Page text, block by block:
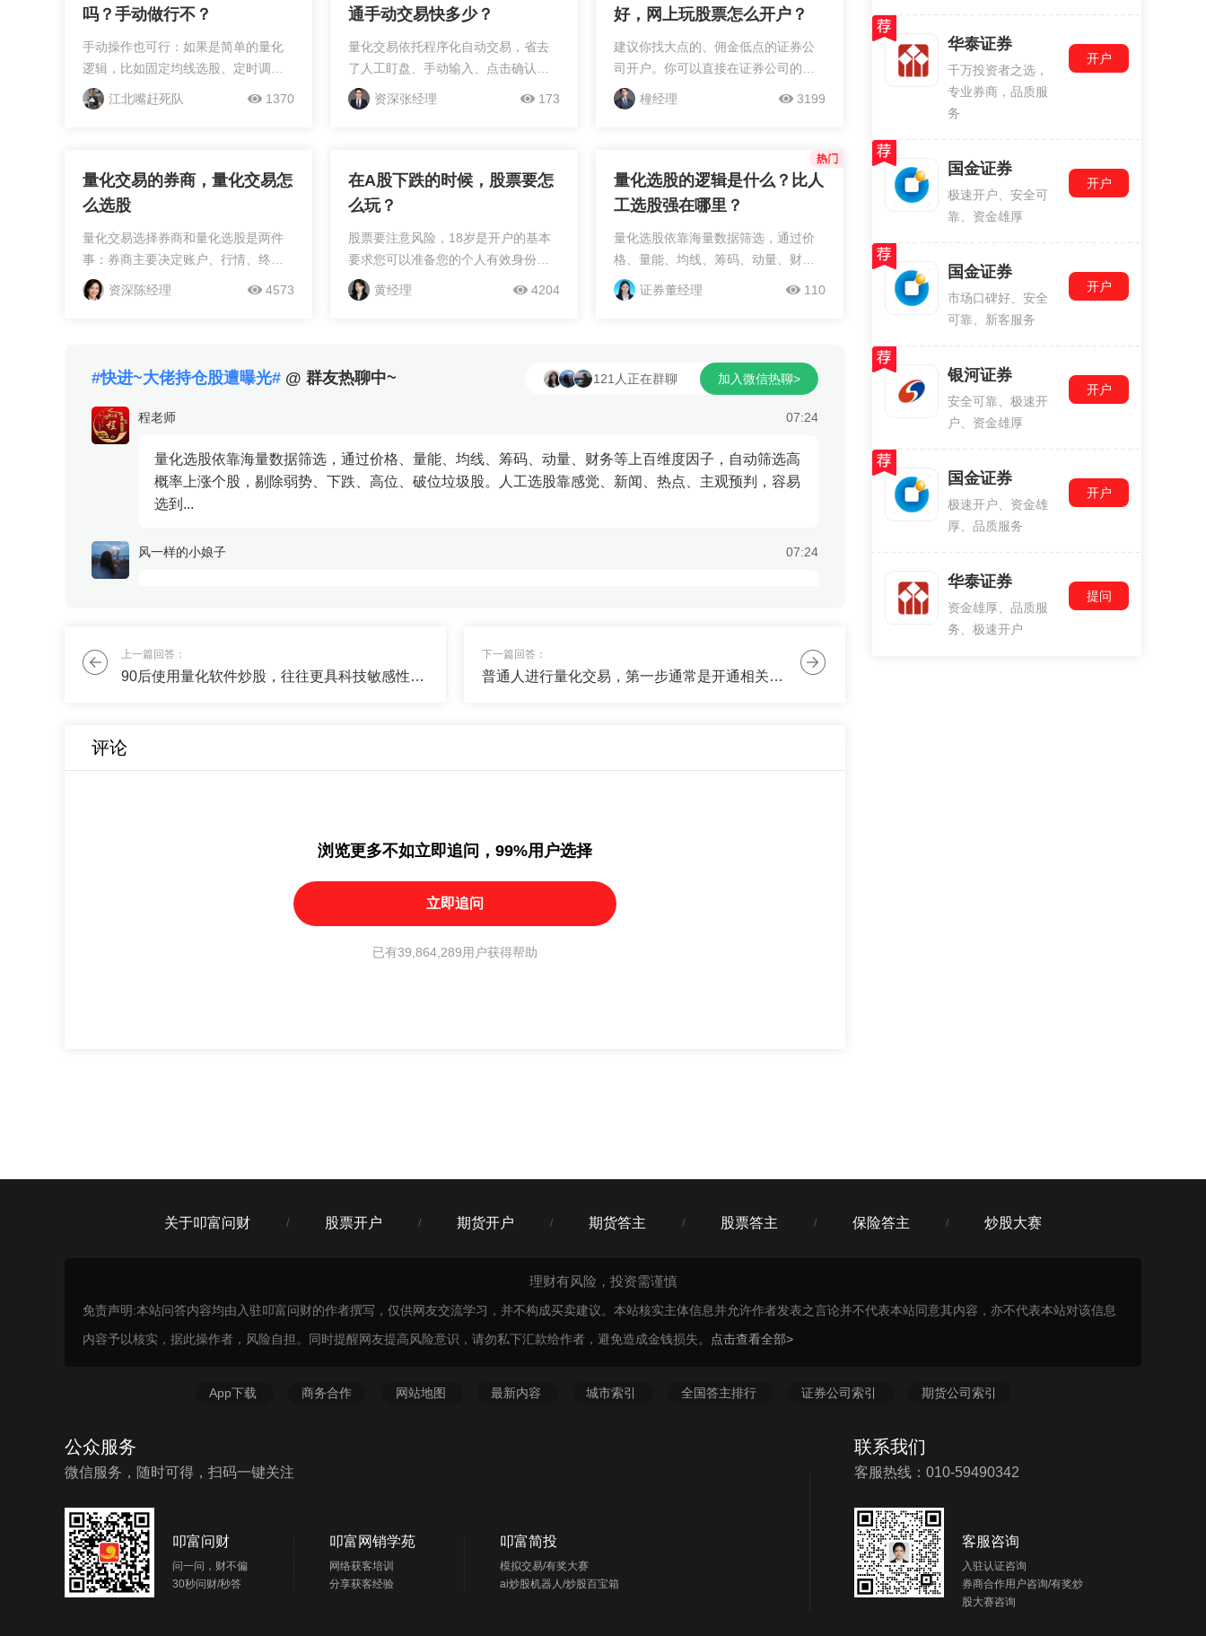
吗？手动做行不？
手动操作也可行：如果是简单的量化
逻辑，比如固定均线选股、定时调
仓，可以通过券商自带的智能条件单
工具手动设置规则
江北嘴赶死队 1370
通手动交易快多少？
量化交易依托程序化自动交易，省去
了人工盯盘、手动输入、点击确认的
环节，报单速度通常比普通手动交易
快几百毫秒到数秒不等，具体速度会
资深张经理 173
好，网上玩股票怎么开户？
建议你找大点的、佣金低点的证券公
司开户。你可以直接在证券公司的交
易软件上面开户了，开户可以在网上
找个券商的客户经理，佣金能够做得
橦经理 3199
量化交易的券商，量化交易怎
么选股
量化交易选择券商和量化选股是两件
事：券商主要决定账户、行情、终端
和执行权限，选股则取决于你设定的
股票池、指标条件和风险约束。选券
资深陈经理 4573
在A股下跌的时候，股票要怎
么玩？
股票要注意风险，18岁是开户的基本
要求您可以准备您的个人有效身份证
和银行卡提前准备好有效身份证和银
行卡，即可开户，优惠渠道哪里找？
黄经理 4204
量化选股的逻辑是什么？比人
工选股强在哪里？
量化选股依靠海量数据筛选，通过价
格、量能、均线、筹码、动量、财务
等上百维度因子，自动筛选高概率上
涨个股，剔除弱势、下跌、高位、破
证券董经理 110
#快进~大佬持仓股遭曝光# @ 群友热聊中~
程老师 07:24
量化选股依靠海量数据筛选，通过价格、量能、均线、筹码、动量、财务等上百维度因子，自动筛选高
概率上涨个股，剔除弱势、下跌、高位、破位垃圾股。人工选股靠感觉、新闻、热点、主观预判，容易
选到...
风一样的小娘子 07:24
跟刚才的群友一样，还是需要70%的稳定增值的钱+30%搏高收益，我私信你了，看下配置单~
121人正在群聊 加入微信热聊>
上一篇回答：
90后使用量化软件炒股，往往更具科技敏感性和学习能力，他们更习惯于数字化工具，能快速掌握编程语言和数据分析技能。相比传统投资者，他们更注重策略的逻辑性与数据支持，善于利用算法优化交易决策。同时，...
下一篇回答：
普通人进行量化交易，第一步通常是开通相关交易权限。在A股市场，量化交易涉及程序化交易、高频交易等，部分券商对这些交易方式设有准入门槛，需投资者满足一定条件（如资金量、交易经验等）并申请开通权限。...
评论
浏览更多不如立即追问，99%用户选择
立即追问
已有39,864,289用户获得帮助
华泰证券
千万投资者之选，
专业券商，品质服
务
开户
国金证券
极速开户、安全可
靠、资金雄厚
开户
国金证券
市场口碑好、安全
可靠、新客服务
开户
银河证券
安全可靠、极速开
户、资金雄厚
开户
国金证券
极速开户、资金雄
厚、品质服务
开户
华泰证券
资金雄厚、品质服
务、极速开户
提问
关于叩富问财 / 股票开户 / 期货开户 / 期货答主 / 股票答主 / 保险答主 / 炒股大赛
理财有风险，投资需谨慎
免责声明:本站问答内容均由入驻叩富问财的作者撰写，仅供网友交流学习，并不构成买卖建议。本站核实主体信息并允许作者发表之言论并不代表本站同意其内容，亦不代表本站对该信息
内容予以核实，据此操作者，风险自担。同时提醒网友提高风险意识，请勿私下汇款给作者，避免造成金钱损失。
点击查看全部>
App下载 商务合作 网站地图 最新内容 城市索引 全国答主排行 证券公司索引 期货公司索引
公众服务
微信服务，随时可得，扫码一键关注
叩富问财
问一问，财不偏
30秒问财/秒答
叩富网销学苑
网络获客培训
分享获客经验
叩富简投
模拟交易/有奖大赛
ai炒股机器人/炒股百宝箱
联系我们
客服热线：010-59490342
客服咨询
入驻认证咨询
券商合作用户咨询/有奖炒
股大赛咨询